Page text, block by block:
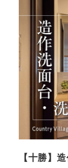
【十勝】